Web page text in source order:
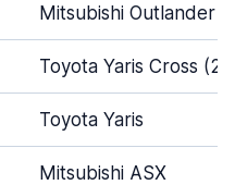
Mitsubishi Outlander
Toyota Yaris Cross
Toyota Yaris
Mitsubishi ASX